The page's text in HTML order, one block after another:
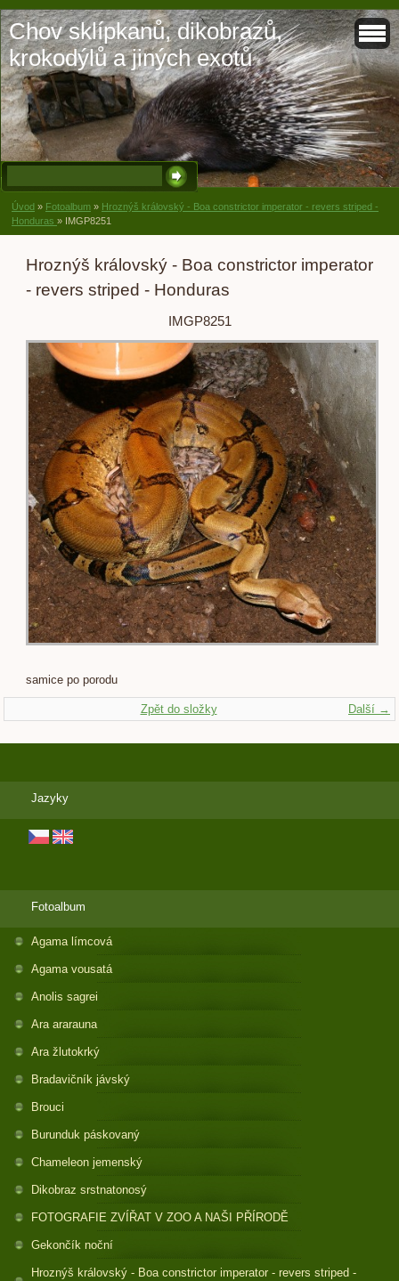
Chov sklípkanů, dikobrazů,
krokodýlů a jiných exotů
Úvod » Fotoalbum » Hroznýš královský - Boa constrictor imperator - revers striped -
Honduras » IMGP8251
Hroznýš královský - Boa constrictor imperator
- revers striped - Honduras
IMGP8251
samice po porodu
Další →
Zpět do složky
Jazyky
Fotoalbum
Agama límcová
Agama vousatá
Anolis sagrei
Ara ararauna
Ara žlutokrký
Bradavičník jávský
Brouci
Burunduk páskovaný
Chameleon jemenský
Dikobraz srstnatonosý
FOTOGRAFIE ZVÍŘAT V ZOO A NAŠI PŘÍRODĚ
Gekončík noční
Hroznýš královský - Boa constrictor imperator - revers striped -